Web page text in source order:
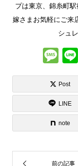
プは東京、錦糸町
嫁さまお気軽にご来
シュ
M
e
ss
a
g
e
Post
LINE
note